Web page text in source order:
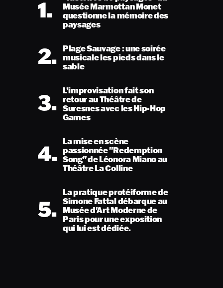
1.
Musée Marmottan Monet
questionne la mémoire des
paysages
2. Plage Sauvage : une soirée
musicale les pieds dans le
sable
3. L’improvisation fait son
retour au Théâtre de
Suresnes avec les Hip-Hop
Games
4. La mise en scène
passionnée "Redemption
Song" de Léonora Miano au
Théâtre La Colline
5.
La pratique protéiforme de
Simone Fattal débarque au
Musée d'Art Moderne de
Paris pour une exposition
qui lui est dédiée.